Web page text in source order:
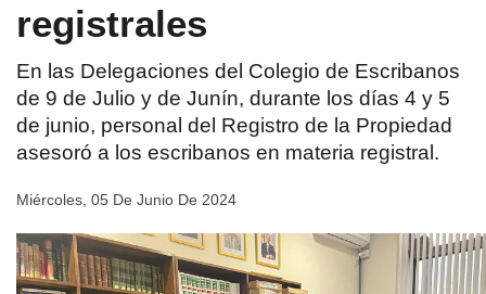
Bicentenario
registrales
En las Delegaciones del Colegio de Escribanos
de 9 de Julio y de Junín, durante los días 4 y 5
de junio, personal del Registro de la Propiedad
asesoró a los escribanos en materia registral.
Miércoles, 05 De Junio De 2024